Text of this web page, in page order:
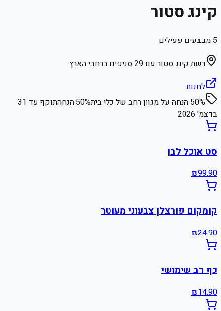
קינג סטור
5 מבצעים פעילים
רשת קינג סטור עם 29 סניפים ברחבי הארץ
לחנות
50% הנחה על מגוון רחב של כלי בית
50% הנחה תוקף עד 31
בדצמ׳ 2026
סט אוכל לבן
₪99.90
קומקום פורצלן צבעוני מעוטר
₪24.90
כף רב שימושי
₪14.90